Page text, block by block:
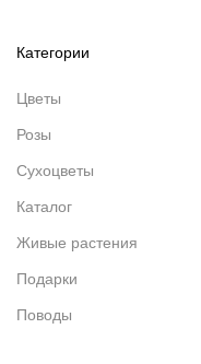
Категории
Цветы
Розы
Сухоцветы
Каталог
Живые растения
Подарки
Поводы